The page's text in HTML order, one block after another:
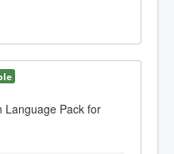
Language Pack for